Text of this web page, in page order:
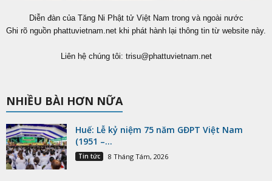
Diễn đàn của Tăng Ni Phật tử Việt Nam trong và ngoài nước
Ghi rõ nguồn phattuvietnam.net khi phát hành lại thông tin từ website này.
Liên hệ chúng tôi: trisu@phattuvietnam.net
NHIỀU BÀI HƠN NỮA
Huế: Lễ kỷ niệm 75 năm GĐPT Việt Nam
(1951 –...
Tin tức 8 Tháng Tám, 2026